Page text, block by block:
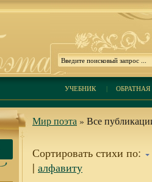
УЧЕБНИК| ОБРАТНАЯ
Мир поэта » Все
Сортировать стихи по:
| алфавиту